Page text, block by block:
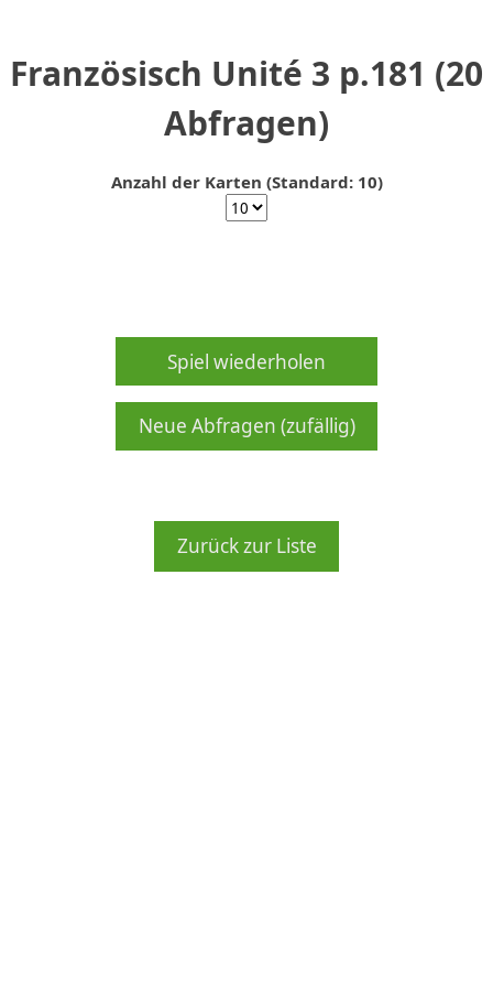
Französisch Unité 3 p.181 (20
Abfragen)
Anzahl der Karten (Standard: 10)
Zurück zur Liste